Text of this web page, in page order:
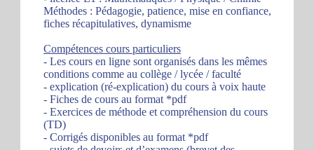
Méthodes : Pédagogie, patience, mise en confiance,
fiches récapitulatives, dynamisme
Compétences cours particuliers
- Les cours en ligne sont organisés dans les mêmes
conditions comme au collège / lycée / faculté
- explication (ré-explication) du cours à voix haute
- Fiches de cours au format *pdf
- Exercices de méthode et compréhension du cours
(TD)
- Corrigés disponibles au format *pdf